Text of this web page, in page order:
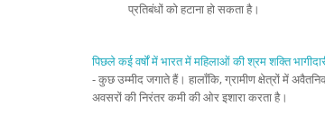
प्रतिबंधों को हटाना हो सकता है।
पिछले कई वर्षों में भारत में महिलाओं की श्रम शक्ति
- कुछ उम्मीद जगाते हैं। हालाँकि, ग्रामीण क्षेत्रों में
अवसरों की निरंतर कमी की ओर इशारा करता है।